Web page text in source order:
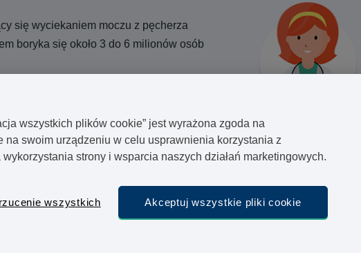
się wyciekaniem moczu z pęcherza
boryka się około 3 do 6 milionów osób
elektroniczną. Nasza bezpieczna
danych pacjentów.
Lekarze i farmaceuci
Szybka dostawa
Bezpieczna płatność
wszystkich plików cookie” jest wyrażona zgoda na
na swoim urządzeniu w celu usprawnienia korzystania z
strony i wsparcia naszych działań marketingowych.
wszystkich Akceptuj wszystkie pliki cookie